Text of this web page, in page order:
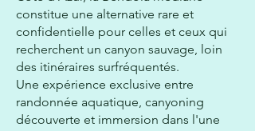
constitue une alternative rare et
confidentielle pour celles et ceux qui
recherchent un canyon sauvage, loin
des itinéraires surfréquentés.
Une expérience exclusive entre
randonnée aquatique, canyoning
découverte et immersion dans l'une